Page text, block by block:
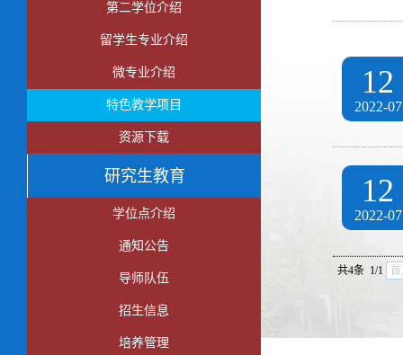
第二学位介绍
留学生专业介绍
微专业介绍
特色教学项目
资源下载
研究生教育
学位点介绍
通知公告
导师队伍
招生信息
培养管理
12
2022-07
12
2022-07
共4条 1/1